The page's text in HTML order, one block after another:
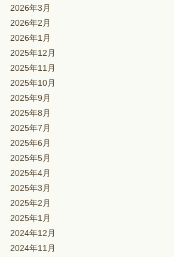
2026年3月
2026年2月
2026年1月
2025年12月
2025年11月
2025年10月
2025年9月
2025年8月
2025年7月
2025年6月
2025年5月
2025年4月
2025年3月
2025年2月
2025年1月
2024年12月
2024年11月